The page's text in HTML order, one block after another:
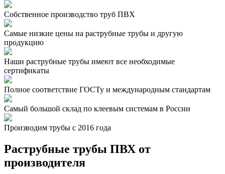
Собственное производство труб ПВХ
Самые низкие цены на раструбные трубы и другую
продукцию
Наши раструбные трубы имеют все необходимые
сертификаты
Полное соответствие ГОСТу и международным стандартам
Самый большой склад по клеевым системам в России
Производим трубы с 2016 года
Раструбные трубы ПВХ от
производителя